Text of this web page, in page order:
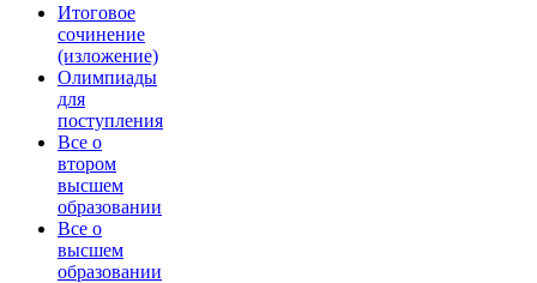
Итоговое
сочинение
(изложение)
Олимпиады
для
поступления
Все о
втором
высшем
образовании
Все о
высшем
образовании